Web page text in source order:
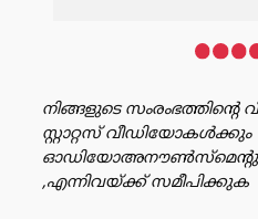
നിങ്ങളുടെ
സ്റ്റാറ്റസ് വീഡിയോകൾക്കും
,എന്നിവയ്ക്ക് സമീപിക്കുക